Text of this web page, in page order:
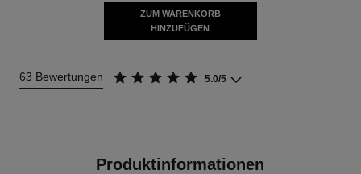
ZUM WARENKORB
HINZUFÜGEN
63 Bewertungen 5.0/5
Produktinformationen